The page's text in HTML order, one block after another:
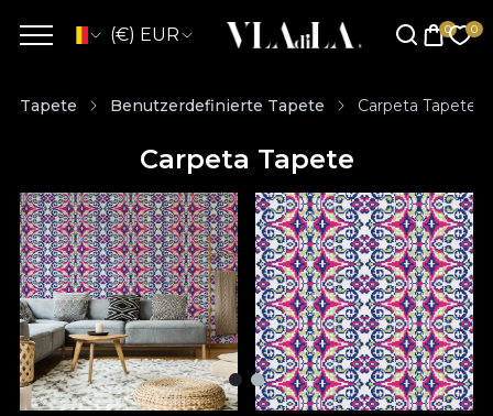
(€) EUR
Tapete Benutzerdefinierte Tapete Carpeta Tapete
Carpeta Tapete